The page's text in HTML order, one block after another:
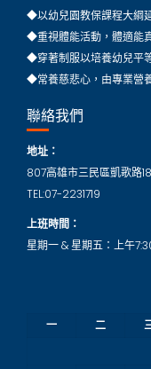
◆以幼兒園教保課程大綱
◆重視體能活動，體適能
◆穿著制服以培養幼兒平
◆常養慈悲心，由專業營
聯絡我們
地址：
807高雄市三民區凱歌路
TEL:07-2231719
上班時間：
星期一 & 星期五：上午
一 二